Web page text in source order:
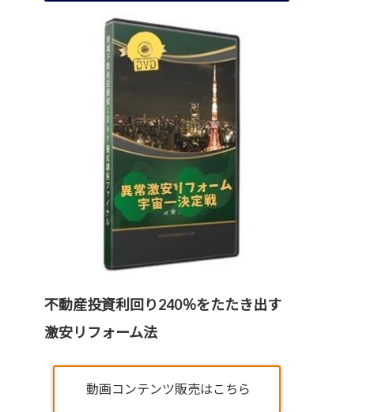
不動産投資利回り240％をたたき出す
激安リフォーム法
動画コンテンツ販売はこちら